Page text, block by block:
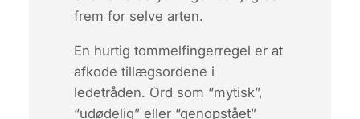
frem for selve arten.
En hurtig tommelfingerregel er at
afkode tillægsordene i
ledetråden. Ord som “mytisk”,
“udødelig” eller “genopstået”